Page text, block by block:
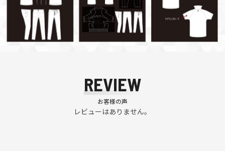
REVIEW
お客様の声
レビューはありません。